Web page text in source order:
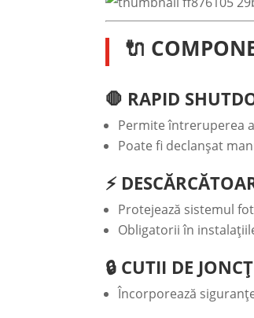
🔌
🛑 RAPID
Permite întreruperea
Poate fi declanșat
⚡
Protejează sistemul
Obligatorii în
🔒 CUTII DE
Încorporează